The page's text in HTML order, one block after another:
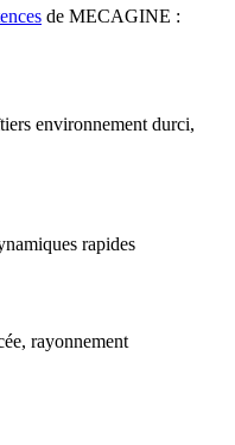
de MECAGINE :
environnement durci,
rapides
rayonnement